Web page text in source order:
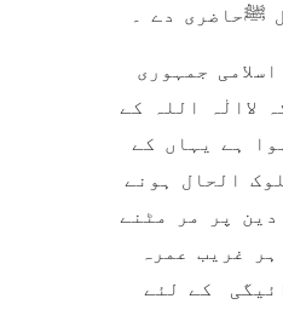
ﷺحاضری دے ۔
جمہوری
لاالٰہ اللہ کے
ہے یہاں کے
الحال ہونے
پر مر مٹنے
غریب عمرہ
کے لئے